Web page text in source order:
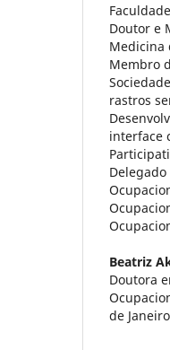
Doutor e
Medicina
Membro
rastros
interface
Beatriz
Doutora
de